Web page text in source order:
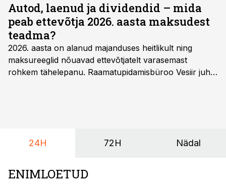
Autod, laenud ja dividendid – mida
peab ettevõtja 2026. aasta maksudest
teadma?
2026. aasta on alanud majanduses heitlikult ning
maksureeglid nõuavad ettevõtjatelt varasemast
rohkem tähelepanu. Raamatupidamisbüroo Vesiir juht
24H 72H Nädal
ENIMLOETUD